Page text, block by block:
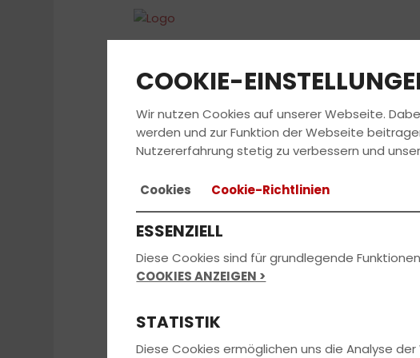
FAHRSCHULE
COOKIE-
Wir nutzen Cookies auf unserer Webseite.
werden und zur Funktion der Webseite
Nutzererfahrung stetig zu verbessern und
Cookies Cookie-Richtlinien
ESSENZIELL
Diese Cookies sind für grundlegende
COOKIES ANZEIGEN >
STATISTIK
Diese Cookies ermöglichen uns die Analyse